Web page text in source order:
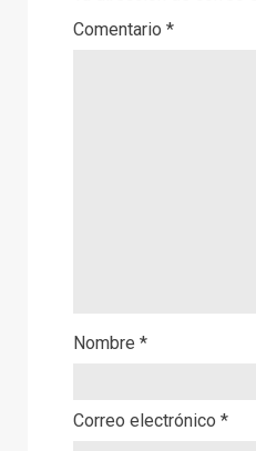
Comentario *
Nombre *
Correo electrónico *